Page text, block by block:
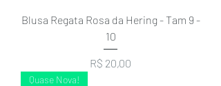
Blusa Regata Rosa da Hering - Tam 9 -
10
Preço
R$ 20,00
Quase Nova!